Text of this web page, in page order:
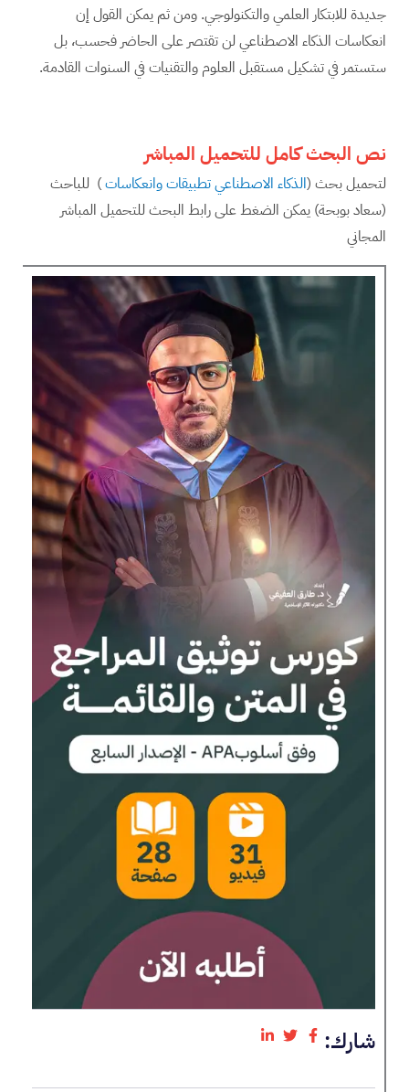
جديدة للابتكار العلمي والتكنولوجي. ومن ثم يمكن القول إن
انعكاسات الذكاء الاصطناعي لن تقتصر على الحاضر فحسب، بل
ستستمر في تشكيل مستقبل العلوم والتقنيات في السنوات القادمة.
نص البحث كامل للتحميل المباشر
لتحميل بحث (الذكاء الاصطناعي تطبيقات وانعكاسات) للباحث
(سعاد بوبحة) يمكن الضغط على رابط البحث للتحميل المباشر
المجاني
شارك: